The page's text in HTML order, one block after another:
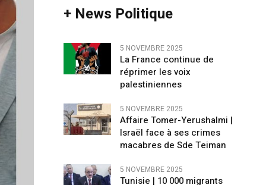
+ News Politique
5 NOVEMBRE 2025
La France continue de
réprimer les voix
palestiniennes
5 NOVEMBRE 2025
Affaire Tomer-Yerushalmi |
Israël face à ses crimes
macabres de Sde Teiman
5 NOVEMBRE 2025
Tunisie | 10 000 migrants